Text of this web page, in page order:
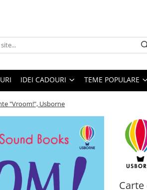
IDEI CADOURI TEME POPULARE
"Vroom!", Usborne